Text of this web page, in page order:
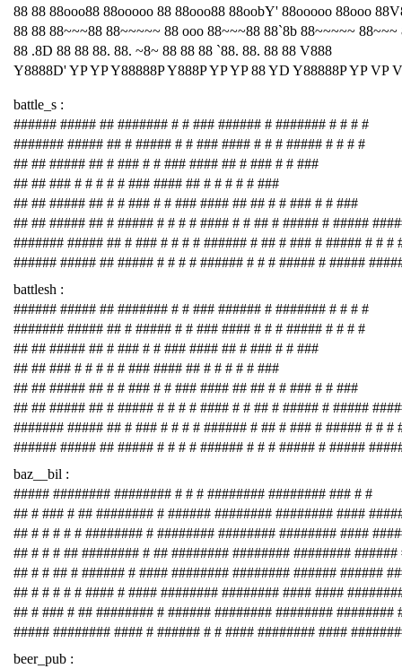
88 88 88ooo88 88ooooo 88 88ooo88 88oobY' 88ooooo 88ooo
88 88 88~~~88 88~~~~~ 88 ooo 88~~~88 88`8b 88~~~~~ 88~~~
88 .8D 88 88 88. 88. ~8~ 88 88 88 `88. 88. 88 88 V888
Y8888D' YP YP Y88888P Y888P YP YP 88 YD Y88888P YP VP
battle_s :
###### ##### ## ####### # # ### ###### # ####### # # # #
####### ##### ## # ##### # # ### #### # # # ##### # # # #
## ## ##### ## # ### # # ### #### ## # ### # # ###
## ## ### # # # # # ### #### ## # # # # # ###
## ## ##### ## # # ### # # ### #### ## ## # # ### # # ###
## ## ##### ## # ##### # # # # #### # # ## # ##### # #####
####### ##### ## # ### # # # # ###### # ## # ### # ##### # # #
###### ##### ## ##### # # # # ###### # # # ##### # #####
battlesh :
###### ##### ## ####### # # ### ###### # ####### # # # #
####### ##### ## # ##### # # ### #### # # # ##### # # # #
## ## ##### ## # ### # # ### #### ## # ### # # ###
## ## ### # # # # # ### #### ## # # # # # ###
## ## ##### ## # # ### # # ### #### ## ## # # ### # # ###
## ## ##### ## # ##### # # # # #### # # ## # ##### # #####
####### ##### ## # ### # # # # ###### # ## # ### # ##### # # #
###### ##### ## ##### # # # # ###### # # # ##### # #####
baz__bil :
##### ######## ######## # # # ######## ######## ### # #
## # ### # ## ######## # ###### ######## ######## ####
## # # # # # ######## # ######## ######## ######## ####
## # # # ## ######## # ## ######## ######## ######## ######
## # # ## # ###### # #### ######## ######## ###### ######
## # # # # # #### # #### ######## ######## #### ####
## # ### # ## ######## # ###### ######## ######## ########
##### ######## #### # ###### # # #### ######## ####
beer_pub :